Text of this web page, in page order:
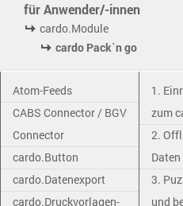
für Anwender/-innen
cardo.Module
cardo Pack`n go
Atom-Feeds
CABS Connector / BGV
Connector
cardo.Button
cardo.Datenexport
cardo.Druckvorlagen-
1.
zum
2.
Daten
3.
und